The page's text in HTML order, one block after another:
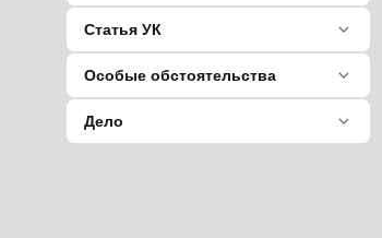
Статья УК
Особые обстоятельства
Дело